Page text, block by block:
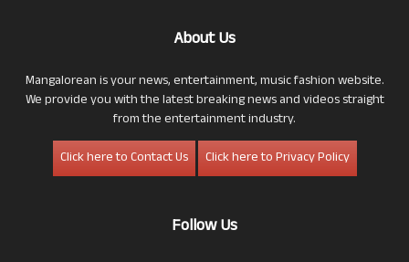
About Us
Mangalorean is your news, entertainment, music fashion website.
We provide you with the latest breaking news and videos straight
from the entertainment industry.
Click here to Contact Us
Click here to Privacy Policy
Follow Us